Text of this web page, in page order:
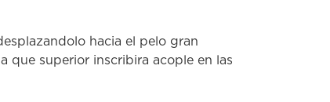
hacia el pelo gran
que superior inscribira acople en las